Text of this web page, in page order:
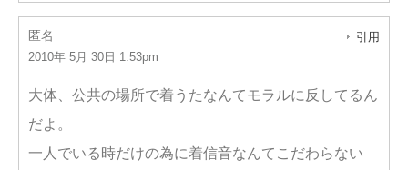
匿名
2010年 5月 30日 1:53pm
引用
大体、公共の場所で着うたなんてモラルに反してるん
だよ。
一人でいる時だけの為に着信音なんてこだわらない